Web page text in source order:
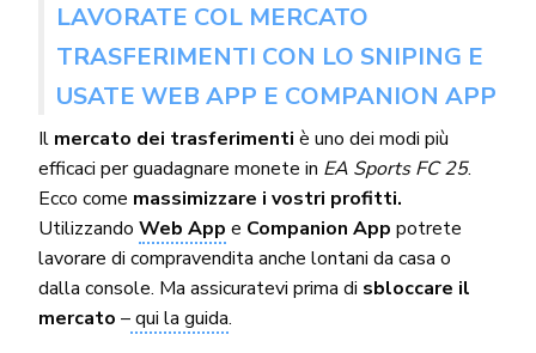
LAVORATE COL MERCATO
TRASFERIMENTI CON LO SNIPING E
USATE WEB APP E COMPANION APP
Il mercato dei trasferimenti è uno dei modi più
efficaci per guadagnare monete in EA Sports FC 25.
Ecco come massimizzare i vostri profitti.
Utilizzando Web App e Companion App potrete
lavorare di compravendita anche lontani da casa o
dalla console. Ma assicuratevi prima di sbloccare il
mercato –qui la guida.